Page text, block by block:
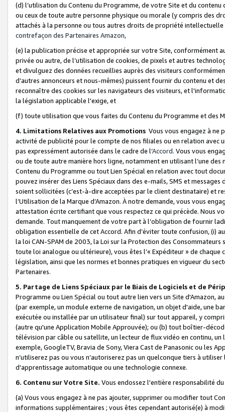
(d) l’utilisation du Contenu du Programme, de votre Site et du
ou ceux de toute autre personne physique ou morale (y compris des
attachés à la personne ou tous autres droits de propriété
contrefaçon des Partenaires Amazon,
(e) la publication précise et appropriée sur votre Site, conformément
privée ou autre, de l’utilisation de cookies, de pixels et autres
et divulguez des données recueillies auprès des visiteurs
d’autres annonceurs et nous-mêmes) puissent fournir du contenu et
reconnaître des cookies sur les navigateurs des visiteurs, et
la législation applicable l'exige, et
(f) toute utilisation que vous faites du Contenu du Programme et des
4. Limitations Relatives aux Promotions Vous vous engagez à ne
activité de publicité pour le compte de nos filiales ou en relation avec
pas expressément autorisée dans le cadre de l’Accord. Vous vous
ou de toute autre manière hors ligne, notamment en utilisant l’une
Contenu du Programme ou tout Lien Spécial en relation avec tout
pouvez insérer des Liens Spéciaux dans des e-mails, SMS et
soient sollicitées (c’est-à-dire acceptées par le client destinataire) et
l’Utilisation de la Marque d’Amazon. À notre demande, vous vous
attestation écrite certifiant que vous respectez ce qui précède. Nous
demande. Tout manquement de votre part à l’obligation de fournir
obligation essentielle de cet Accord. Afin d’éviter toute confusion, (i)
la loi CAN-SPAM de 2003, la Loi sur la Protection des
toute loi analogue ou ultérieure), vous êtes l’« Expéditeur » de
législation, ainsi que les normes et bonnes pratiques en vigueur du
Partenaires.
5. Partage de Liens Spéciaux par le Biais de Logiciels et de
Programme ou Lien Spécial ou tout autre lien vers un Site d'Amazon,
(par exemple, un module externe de navigation, un objet d'aide, une
exécutée ou installée par un utilisateur final) sur tout appareil, y
(autre qu'une Application Mobile Approuvée); ou (b) tout boîtier-
télévision par câble ou satellite, un lecteur de flux vidéo en continu,
exemple, GoogleTV, Bravia de Sony, Viera Cast de Panasonic ou les
n’utiliserez pas ou vous n’autoriserez pas un quelconque tiers à
d'apprentissage automatique ou une technologie connexe.
6. Contenu sur Votre Site. Vous endossez l'entière responsabilité
(a) Vous vous engagez à ne pas ajouter, supprimer ou modifier tout
informations supplémentaires ; vous êtes cependant autorisé(e) à